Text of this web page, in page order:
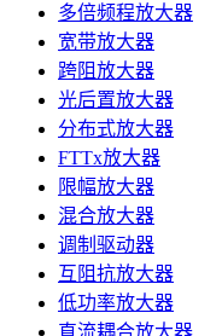
多倍频程放大器
宽带放大器
跨阻放大器
光后置放大器
分布式放大器
FTTx放大器
限幅放大器
混合放大器
调制驱动器
互阻抗放大器
低功率放大器